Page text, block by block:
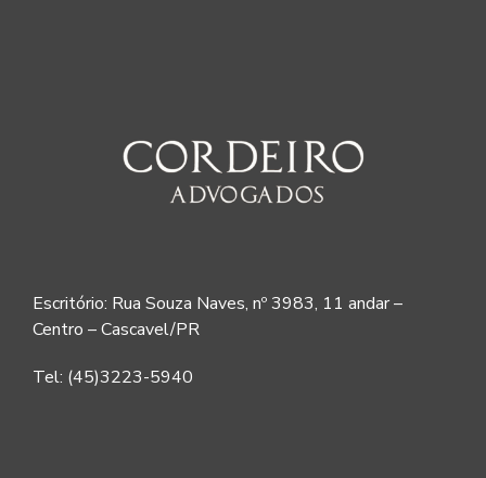
Escritório: Rua Souza Naves, nº 3983, 11 andar –
Centro – Cascavel/PR
Tel: (45)3223-5940